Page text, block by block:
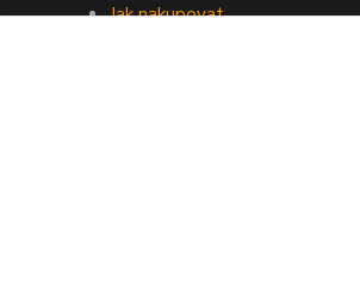
Jak nakupovat